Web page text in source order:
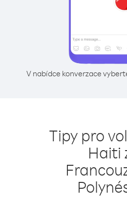
V nabídce konverzace
Tipy pro
Haiti